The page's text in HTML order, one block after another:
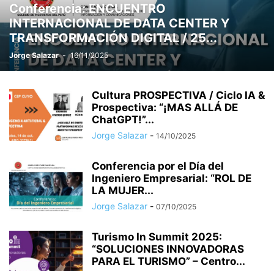
ESTADÍSTICO ESTRATÉGIA ESTUDIO JURÍDICO
ETICA - VALORES - PRINCIPIOS EXPO PERÚ INDUSTRIAL EXPO-
EXPOCOBRE 2026
Conferencia: ENCUENTRO
INTERNACIONAL DE DATA CENTER Y
TRANSFORMACIÓN DIGITAL / 25...
Jorge Salazar - 16/11/2025
Cultura PROSPECTIVA / Ciclo IA &
Prospectiva: “¡MAS ALLÁ DE
ChatGPT!”...
Jorge Salazar - 14/10/2025
Conferencia por el Día del
Ingeniero Empresarial: “ROL DE
LA MUJER...
Jorge Salazar - 07/10/2025
Turismo In Summit 2025:
“SOLUCIONES INNOVADORAS
PARA EL TURISMO” – Centro...